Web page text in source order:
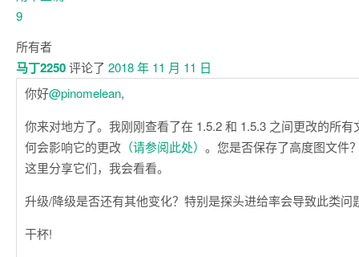
所有者
马丁2250评论了 2018 年 11 月 11 日
你好@pinomelean,
你来对地方了。我刚刚查看了在 1.5.2 和 1.5.3 之间更改的所
何会影响它的更改 （请参阅此处） 。您是否保存了高度图文件
这里分享它们，我会看看。
升级/降级是否还有其他变化？特别是探头进给率会导致此类问
干杯!